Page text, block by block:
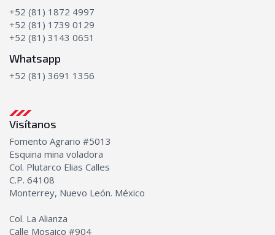
+52 (81) 1872 4997
+52 (81) 1739 0129
+52 (81) 3143 0651
Whatsapp
+52 (81) 3691 1356
Visítanos
Fomento Agrario #5013
Esquina mina voladora
Col. Plutarco Elias Calles
C.P. 64108
Monterrey, Nuevo León. México
Col. La Alianza
Calle Mosaico #904